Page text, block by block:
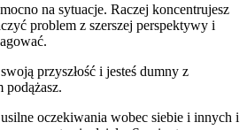
na sytuacje. Raczej koncentrujesz
problem z szerszej perspektywy i
przyszłość i jesteś dumny z
usilne oczekiwania wobec siebie i innych i